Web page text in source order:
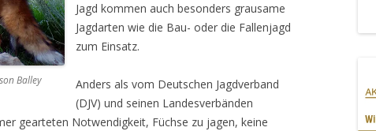
Balley
Jagd kommen auch besonders grausame
Jagdarten wie die Bau- oder die Fallenjagd
zum Einsatz.
Anders als vom Deutschen Jagdverband
(DJV) und seinen Landesverbänden
gearteten Notwendigkeit, Füchse zu jagen, keine